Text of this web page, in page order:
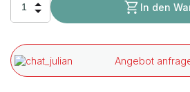
In den
Angebot